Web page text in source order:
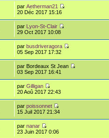
parAetherman21
20 Déc 2017 15:16
par Lyon-St-Clair
29 Oct 2017 10:08
parbusdriveragora
05 Sep 2017 17:32
par Bordeaux St Jean
03 Sep 2017 16:41
parGilligan
20 Aoû 2017 22:43
parpoissonnet
15 Juil 2017 21:34
parnanar
23 Juin 2017 0:06